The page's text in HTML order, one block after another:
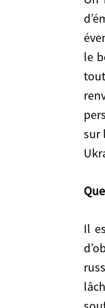
le
sur
Il est, comme Netanyahou, du côté des responsables qui espèrent profiter de la « pétaudière » trumpienne. Il attend, il guette et il va essayer
Poutine.
dissuade
Quel est
maximum.
vraiment
pourra